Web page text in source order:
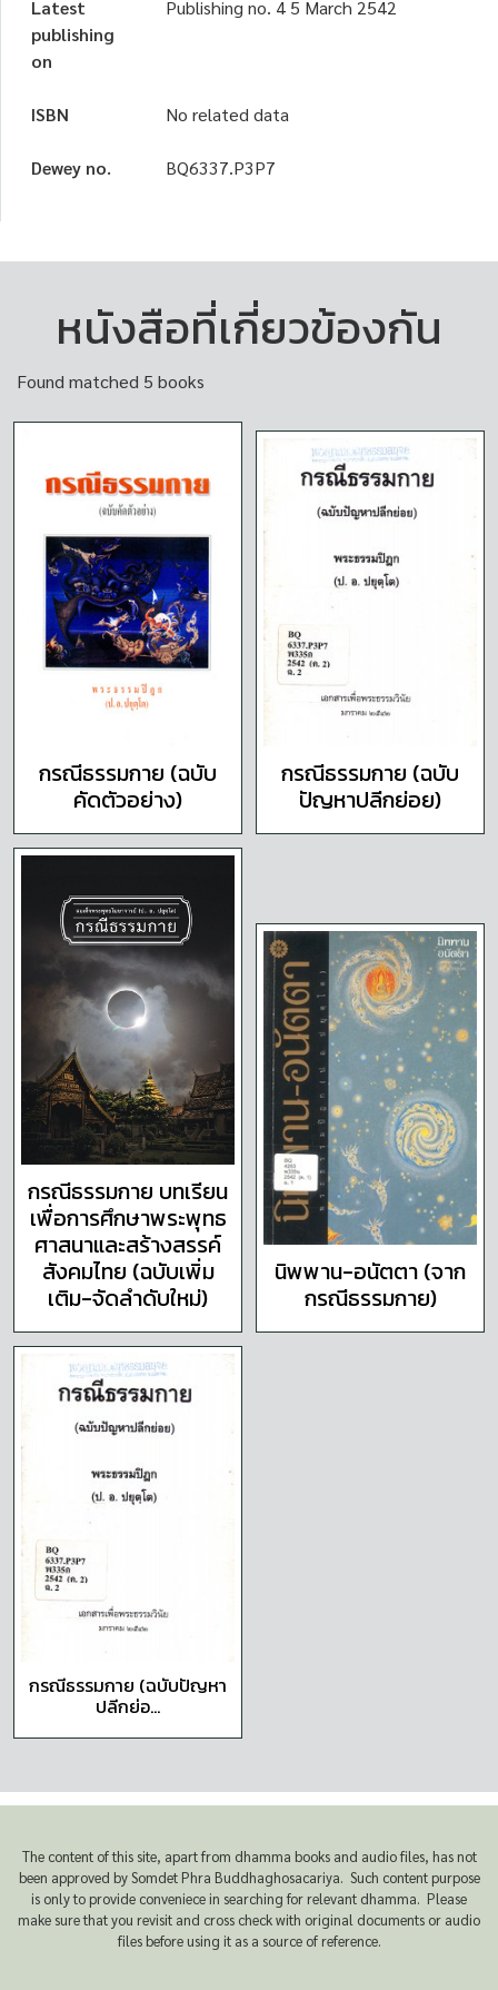
Latest
publishing
on
Publishing no. 4 5 March 2542
ISBN No related data
Dewey no. BQ6337.P3P7
หนังสือที่เกี่ยวข้องกัน
Found matched 5 books
กรณีธรรมกาย (ฉบับ
คัดตัวอย่าง)
กรณีธรรมกาย (ฉบับ
ปัญหาปลีกย่อย)
กรณีธรรมกาย บทเรียน
เพื่อการศึกษาพระพุทธ
ศาสนาและสร้างสรรค์
สังคมไทย (ฉบับเพิ่ม
เติม-จัดลำดับใหม่)
นิพพาน-อนัตตา (จาก
กรณีธรรมกาย)
กรณีธรรมกาย (ฉบับปัญหา
ปลีกย่อ...
The content of this site, apart from dhamma books and audio files, has not
been approved by Somdet Phra Buddhaghosacariya. Such content purpose
is only to provide conveniece in searching for relevant dhamma. Please
make sure that you revisit and cross check with original documents or audio
files before using it as a source of reference.